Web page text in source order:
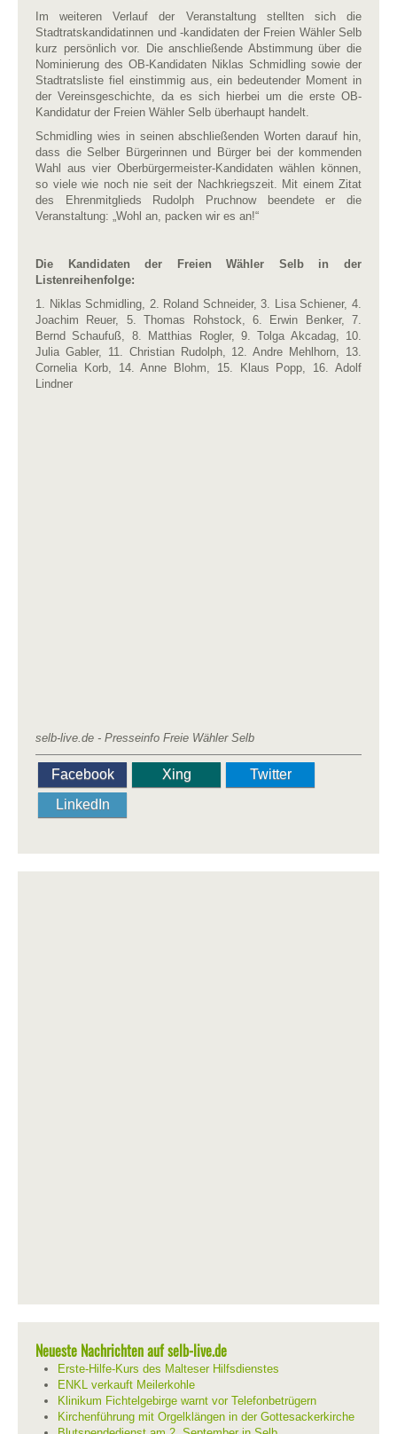
Im weiteren Verlauf der Veranstaltung stellten sich die
Stadtratskandidatinnen und -kandidaten der Freien Wähler Selb
kurz persönlich vor. Die anschließende Abstimmung über die
Nominierung des OB-Kandidaten Niklas Schmidling sowie der
Stadtratsliste fiel einstimmig aus, ein bedeutender Moment in
der Vereinsgeschichte, da es sich hierbei um die erste OB-
Kandidatur der Freien Wähler Selb überhaupt handelt.
Schmidling wies in seinen abschließenden Worten darauf hin,
dass die Selber Bürgerinnen und Bürger bei der kommenden
Wahl aus vier Oberbürgermeister-Kandidaten wählen können,
so viele wie noch nie seit der Nachkriegszeit. Mit einem Zitat
des Ehrenmitglieds Rudolph Pruchnow beendete er die
Veranstaltung: „Wohl an, packen wir es an!“
Die Kandidaten der Freien Wähler Selb in der
Listenreihenfolge:
1. Niklas Schmidling, 2. Roland Schneider, 3. Lisa Schiener, 4.
Joachim Reuer, 5. Thomas Rohstock, 6. Erwin Benker, 7.
Bernd Schaufuß, 8. Matthias Rogler, 9. Tolga Akcadag, 10.
Julia Gabler, 11. Christian Rudolph, 12. Andre Mehlhorn, 13.
Cornelia Korb, 14. Anne Blohm, 15. Klaus Popp, 16. Adolf
Lindner
selb-live.de - Presseinfo Freie Wähler Selb
Facebook Xing
Twitter
LinkedIn
Neueste Nachrichten auf selb-live.de
Erste-Hilfe-Kurs des Malteser Hilfsdienstes
ENKL verkauft Meilerkohle
Klinikum Fichtelgebirge warnt vor Telefonbetrügern
Kirchenführung mit Orgelklängen in der Gottesackerkirche